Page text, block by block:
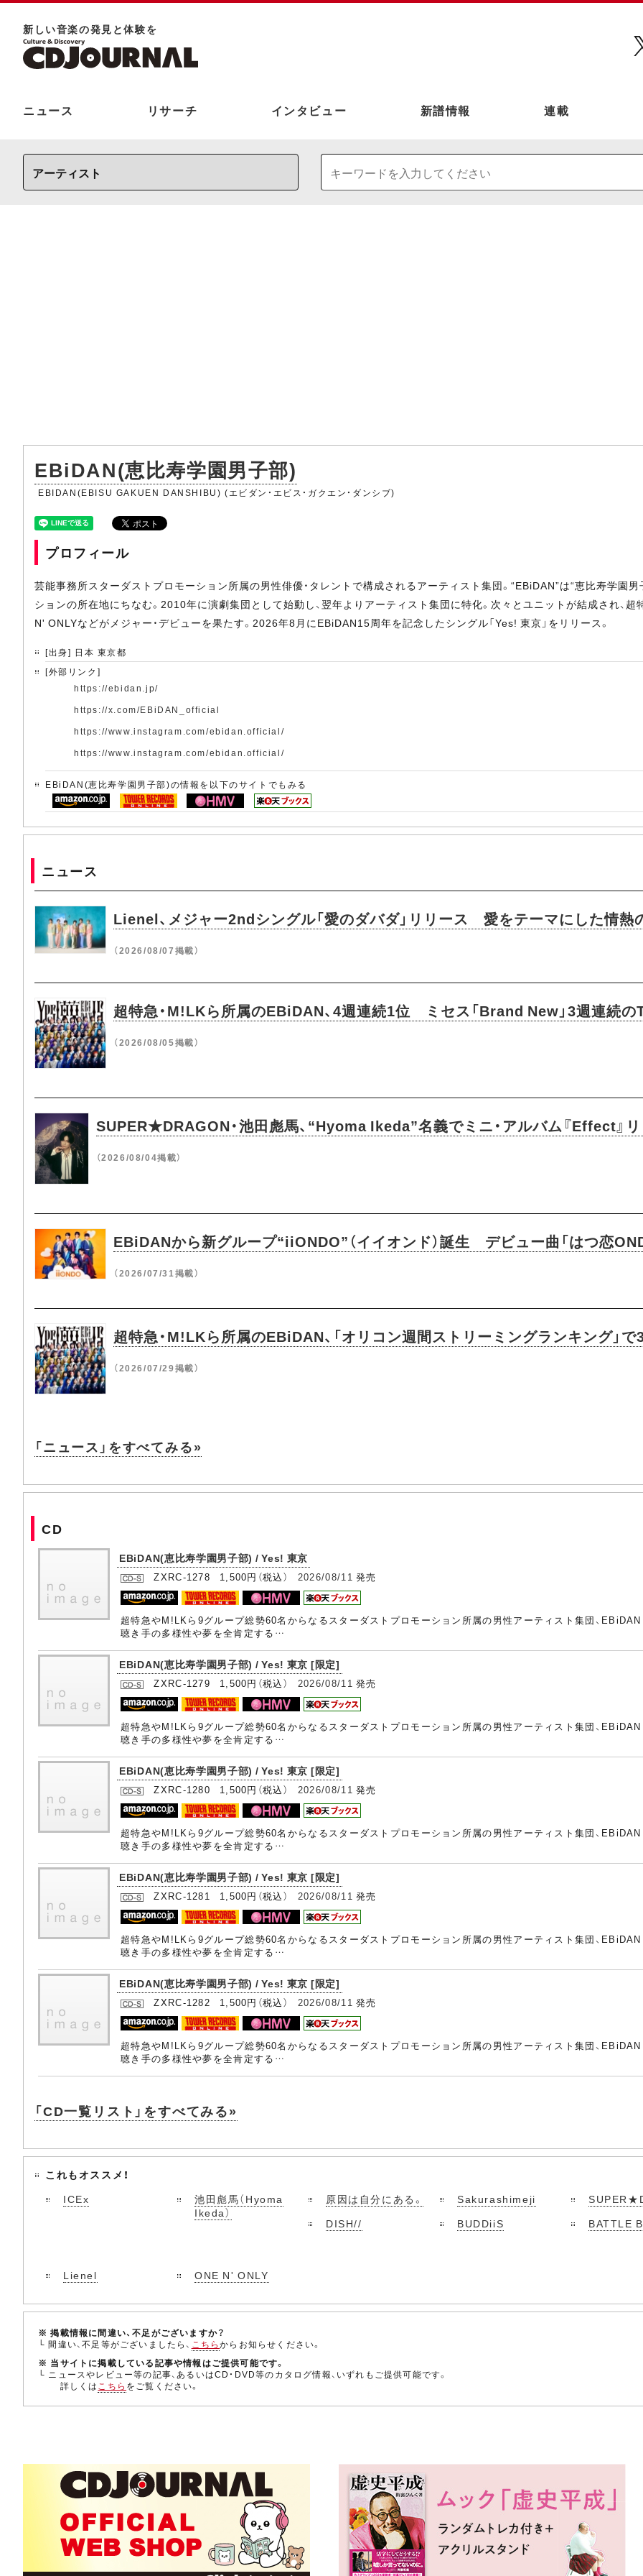
新しい⾳楽の発⾒と体験を
ニュース リサーチ インタビュー 新譜情報 連載
EBiDAN(恵比寿学園男子部)
EBIDAN(EBISU GAKUEN DANSHIBU) (エビダン・エビス・ガクエン・ダンシブ)
プロフィール
芸能事務所スターダストプロモーション所属の男性俳優・タレントで構成されるアーティスト集団。“EBiDAN”は“恵比寿学園
ションの所在地にちなむ。2010年に演劇集団として始動し、翌年よりアーティスト集団に特化。次々とユニットが結成され、超
N' ONLYなどがメジャー・デビューを果たす。2026年8月にEBiDAN15周年を記念したシングル「Yes! 東京」をリリース。
[出身] 日本 東京都
[外部リンク]
https://ebidan.jp/
https://x.com/EBiDAN_official
https://www.instagram.com/ebidan.official/
https://www.instagram.com/ebidan.official/
EBiDAN(恵比寿学園男子部)の情報を以下のサイトでもみる
ニュース
Lienel、メジャー2ndシングル「愛のダバダ」リリース 愛をテーマにした情熱
（2026/08/07掲載）
超特急・M!LKら所属のEBiDAN、4週連続1位 ミセス「Brand New」3週連続の
（2026/08/05掲載）
SUPER★DRAGON・池田彪馬、“Hyoma Ikeda”名義でミニ・アルバム『Effect』
（2026/08/04掲載）
EBiDANから新グループ“iiONDO”（イイオンド）誕生 デビュー曲「はつ恋
（2026/07/31掲載）
超特急・M!LKら所属のEBiDAN、「オリコン週間ストリーミングランキング」
（2026/07/29掲載）
「ニュース」をすべてみる»
CD
EBiDAN(恵比寿学園男子部) / Yes! 東京
ZXRC-1278 1,500円（税込） 2026/08/11 発売
超特急やM!LKら9グループ総勢60名からなるスターダストプロモーション所属の男性アーティスト集団、EBiDAN
聴き手の多様性や夢を全肯定する…
EBiDAN(恵比寿学園男子部) / Yes! 東京 [限定]
ZXRC-1279 1,500円（税込） 2026/08/11 発売
超特急やM!LKら9グループ総勢60名からなるスターダストプロモーション所属の男性アーティスト集団、EBiDAN
聴き手の多様性や夢を全肯定する…
EBiDAN(恵比寿学園男子部) / Yes! 東京 [限定]
ZXRC-1280 1,500円（税込） 2026/08/11 発売
超特急やM!LKら9グループ総勢60名からなるスターダストプロモーション所属の男性アーティスト集団、EBiDAN
聴き手の多様性や夢を全肯定する…
EBiDAN(恵比寿学園男子部) / Yes! 東京 [限定]
ZXRC-1281 1,500円（税込） 2026/08/11 発売
超特急やM!LKら9グループ総勢60名からなるスターダストプロモーション所属の男性アーティスト集団、EBiDAN
聴き手の多様性や夢を全肯定する…
EBiDAN(恵比寿学園男子部) / Yes! 東京 [限定]
ZXRC-1282 1,500円（税込） 2026/08/11 発売
超特急やM!LKら9グループ総勢60名からなるスターダストプロモーション所属の男性アーティスト集団、EBiDAN
聴き手の多様性や夢を全肯定する…
「CD一覧リスト」をすべてみる»
これもオススメ！
ICEx
池田彪馬（Hyoma
Ikeda）
原因は自分にある。 Sakurashimeji
DISH//
BUDDiiS BATTLE
Lienel
ONE N' ONLY
※ 掲載情報に間違い、不足がございますか？
└ 間違い、不足等がございましたら、 こちらからお知らせください。
※ 当サイトに掲載している記事や情報はご提供可能です。
└ ニュースやレビュー等の記事、あるいはCD・DVD等のカタログ情報、いずれもご提供可能です。
詳しくはこちら をご覧ください。